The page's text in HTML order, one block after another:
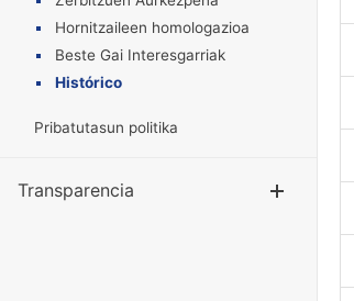
Hornitzaileen homologazioa
Beste Gai Interesgarriak
Histórico
Pribatutasun politika
Transparencia